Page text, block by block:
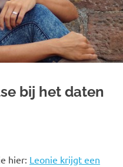
bij het daten
hier: Leonie krijgt een